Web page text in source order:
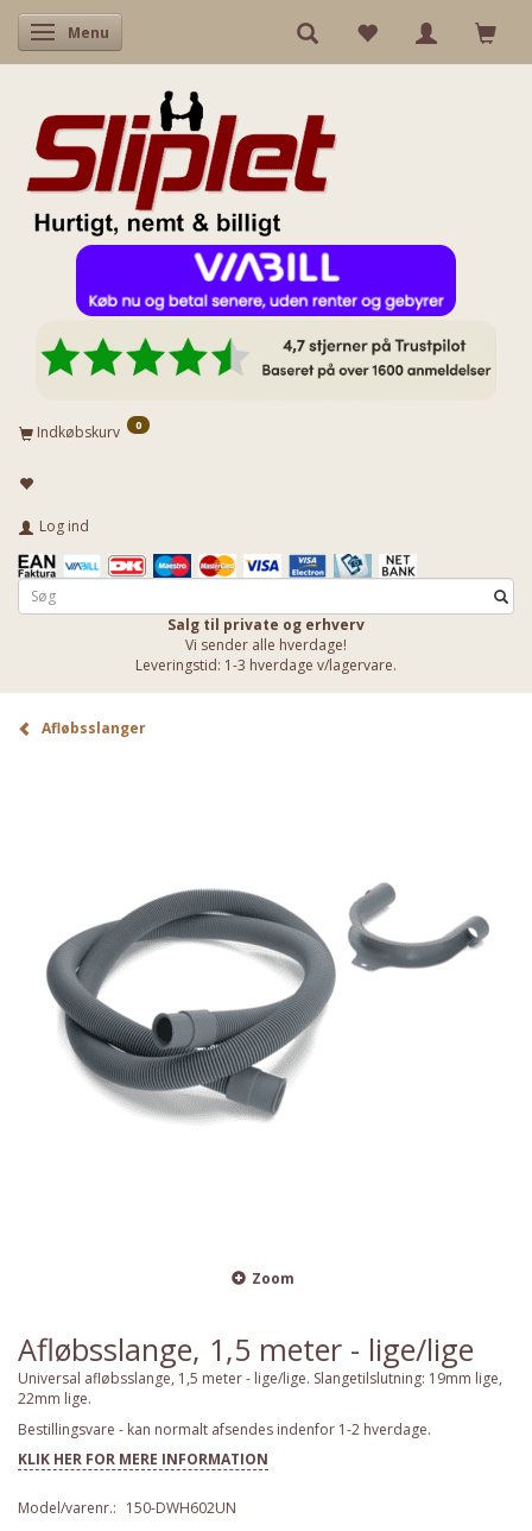
Skifte navigation
Menu
Indkøbskurv 0
Log ind
Salg til private og erhverv
Vi sender alle hverdage!
Leveringstid: 1-3 hverdage v/lagervare.
Afløbsslanger
Zoom
Afløbsslange, 1,5 meter - lige/lige
Universal afløbsslange, 1,5 meter - lige/lige. Slangetilslutning: 19mm lige,
22mm lige.
Bestillingsvare - kan normalt afsendes indenfor 1-2 hverdage.
KLIK HER FOR MERE INFORMATION
Model/varenr.: 150-DWH602UN